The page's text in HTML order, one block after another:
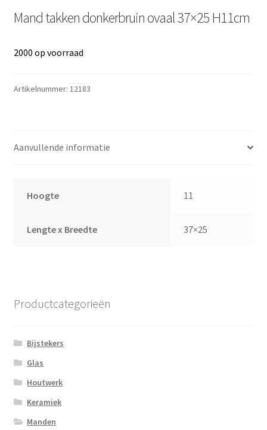
Mand takken donkerbruin ovaal 37×25 H11cm
2000 op voorraad
Artikelnummer: 12183
Aanvullende informatie
Hoogte 11
Lengte x Breedte 37×25
Productcategorieën
Bijstekers
Glas
Houtwerk
Keramiek
Manden